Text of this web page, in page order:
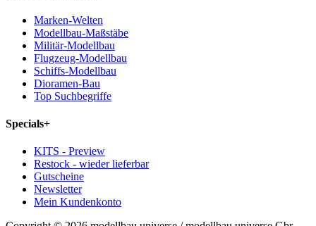
Marken-Welten
Modellbau-Maßstäbe
Militär-Modellbau
Flugzeug-Modellbau
Schiffs-Modellbau
Dioramen-Bau
Top Suchbegriffe
Specials+
KITS - Preview
Restock - wieder lieferbar
Gutscheine
Newsletter
Mein Kundenkonto